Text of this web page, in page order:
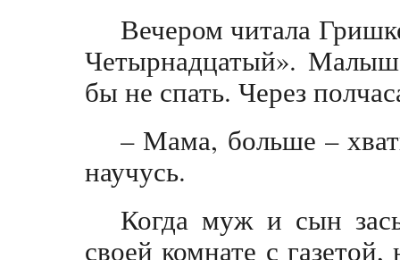
Вечером читала
Четырнадцатый».
бы не спать. Через
– Мама, больше –
научусь.
Когда муж и сын
своей комнате с